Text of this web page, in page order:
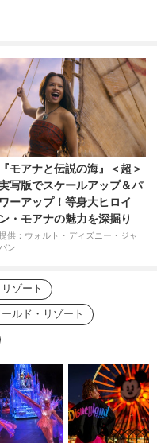
『モアナと伝説の海』＜超＞
写版でスケールアップ＆パ
ワーアップ！等身大ヒロイ
ン・モアナの魅力を深掘り
供：ウォルト・ディズニー・ジャ
パン
ゾート
ルド・リゾート